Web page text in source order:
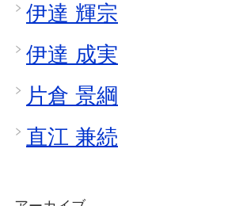
伊達 輝宗
伊達 成実
片倉 景綱
直江 兼続